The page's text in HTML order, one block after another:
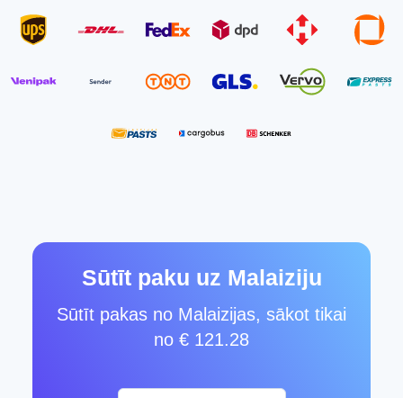
Sūtīt paku uz Malaiziju
Sūtīt pakas no Malaizijas, sākot tikai
no € 121.28